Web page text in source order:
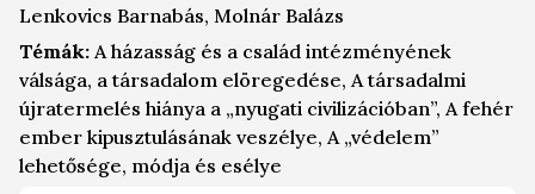
Lenkovics Barnabás, Molnár Balázs
Témák: A házasság és a család intézményének
válsága, a társadalom elöregedése, A társadalmi
újratermelés hiánya a „nyugati civilizációban”, A fehér
ember kipusztulásának veszélye, A „védelem”
lehetősége, módja és esélye